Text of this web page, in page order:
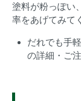
塗料が粉っぽい
率をあげてみて
だれでも手
の詳細・ご